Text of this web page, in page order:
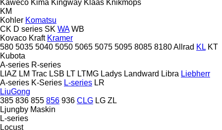
Kaweco Kima Kingway Klaas Knikmops
KM
Kohler Komatsu
CK D series SK WA WB
Kovaco Kraft Kramer
580 5035 5040 5050 5065 5075 5095 8085 8180Allrad KL KT
Kubota
A-series R-series
LIAZ LM Trac LSB LT LTMG Ladys Landward Libra Liebherr
A-series K-Series L-series LR
LiuGong
385 836 855 856 936 CLG LG ZL
Ljungby Maskin
L-series
Locust